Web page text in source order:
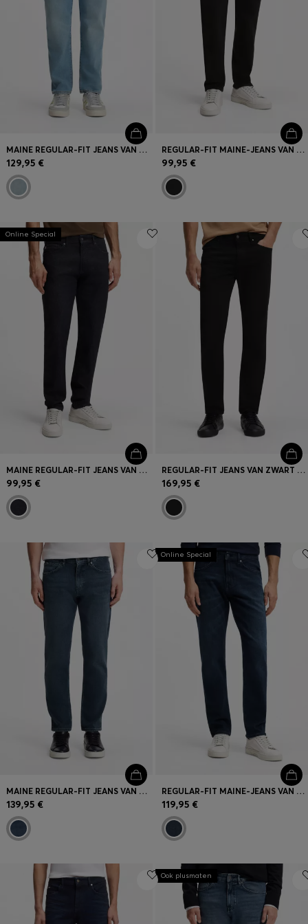
MAINE REGULAR-FIT JEANS VAN COMFORTABEL BLAUW STRETCHDENIM
129,95 €
REGULAR-FIT MAINE-JEANS VAN COMFORTABEL STAY-BLACK STRETCHDENIM
99,95 €
Online Special
MAINE REGULAR-FIT JEANS VAN DONKERBLAUW STRETCHDENIM
99,95 €
REGULAR-FIT JEANS VAN ZWART STRETCHDENIM
169,95 €
MAINE REGULAR-FIT JEANS VAN COMFORTABEL BLAUW STRETCHDENIM
139,95 €
Online Special
REGULAR-FIT MAINE-JEANS VAN COMFORTABEL BLAUW STRETCHDENIM
119,95 €
Ook plusmaten